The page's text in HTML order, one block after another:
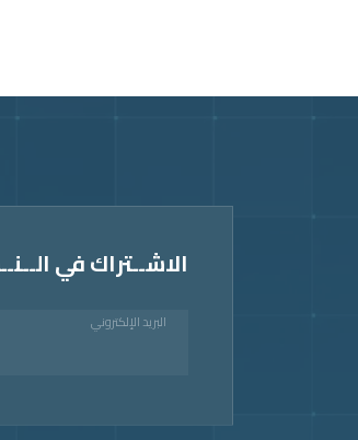
Video
الاشــتراك في
البريد الإلكتروني